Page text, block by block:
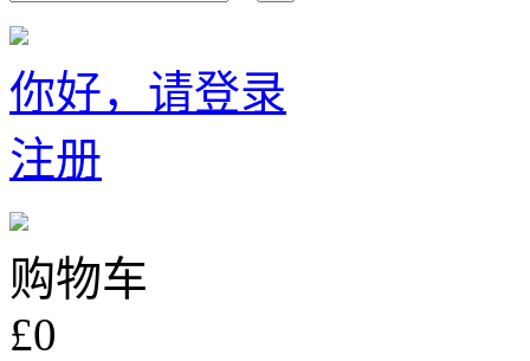
你好，请登录
注册
购物车
£0